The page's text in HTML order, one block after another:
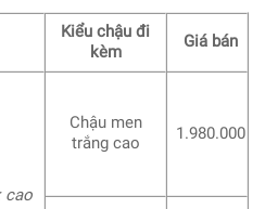
Kiểu chậu đi
kèm
Giá bán
cao
Chậu men
trắng cao
1.980.000